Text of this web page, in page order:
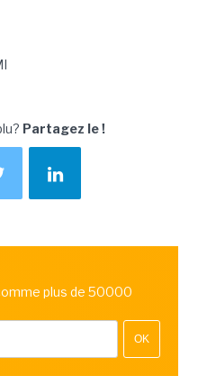
Partagez le !
plus de 50000
OK